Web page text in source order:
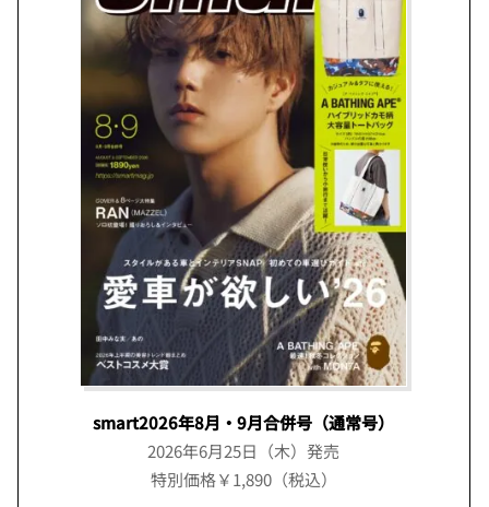
smart2026年8月・9月合併号（通常号）
2026年6月25日（木）発売
特別価格￥1,890（税込）